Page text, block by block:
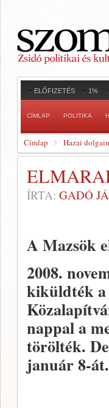
ELŐFIZETÉS 1%
CÍMLAP POLITIKA
Címlap Hazai
ÍRTA: GADÓ
A Mazsök
2008.
kiküldték a
nappal a
törölték.
január 8-